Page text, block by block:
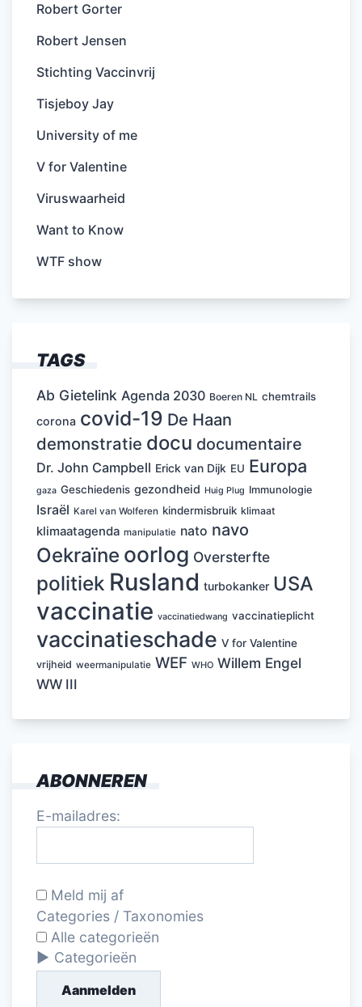
Robert Gorter
Robert Jensen
Stichting Vaccinvrij
Tisjeboy Jay
University of me
V for Valentine
Viruswaarheid
Want to Know
WTF show
TAGS
Ab Gietelink Agenda 2030 Boeren NL chemtrails
corona covid-19 De Haan
demonstratie docu documentaire
Dr. John Campbell Erick van Dijk EU Europa
gaza Geschiedenis gezondheid Huig Plug Immunologie
Israël Karel van Wolferen kindermisbruik klimaat
klimaatagenda manipulatie nato navo
Oekraïne oorlog Oversterfte
politiek Rusland turbokanker USA
vaccinatie vaccinatiedwang vaccinatieplicht
vaccinatieschade V for Valentine
vrijheid weermanipulatie WEF WHO Willem Engel
WW III
ABONNEREN
E-mailadres:
Meld mij af
Categories / Taxonomies
Alle categorieën
Categorieën
Aanmelden